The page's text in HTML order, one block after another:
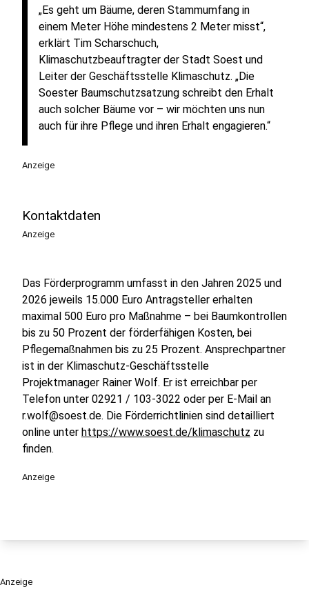
„Es geht um Bäume, deren Stammumfang in
einem Meter Höhe mindestens 2 Meter misst“,
erklärt Tim Scharschuch,
Klimaschutzbeauftragter der Stadt Soest und
Leiter der Geschäftsstelle Klimaschutz. „Die
Soester Baumschutzsatzung schreibt den Erhalt
auch solcher Bäume vor – wir möchten uns nun
auch für ihre Pflege und ihren Erhalt engagieren.“
Anzeige
Kontaktdaten
Anzeige
Das Förderprogramm umfasst in den Jahren 2025 und
2026 jeweils 15.000 Euro Antragsteller erhalten
maximal 500 Euro pro Maßnahme – bei Baumkontrollen
bis zu 50 Prozent der förderfähigen Kosten, bei
Pflegemaßnahmen bis zu 25 Prozent. Ansprechpartner
ist in der Klimaschutz-Geschäftsstelle
Projektmanager Rainer Wolf. Er ist erreichbar per
Telefon unter 02921 / 103-3022 oder per E-Mail an
r.wolf@soest.de. Die Förderrichtlinien sind detailliert
online unter https://www.soest.de/klimaschutz zu
finden.
Anzeige
Anzeige